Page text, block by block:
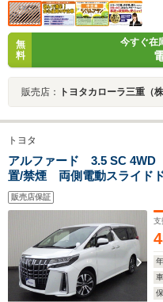
無
料
今すぐ在
販売店： トヨタカローラ三重（株）
トヨタ
アルファード 3.5 SC 4WD
置/禁煙 両側電動スライド
ター
販売店保証
支